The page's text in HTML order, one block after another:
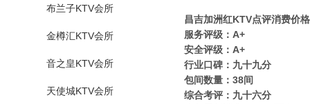
布兰子KTV会所
金樽汇KTV会所
音之皇KTV会所
天使城KTV会所
昌吉加洲红KTV点评消费价格
服务评级：A+
安全评级：A+
行业口碑：九十九分
包间数量：38间
综合考评：九十六分